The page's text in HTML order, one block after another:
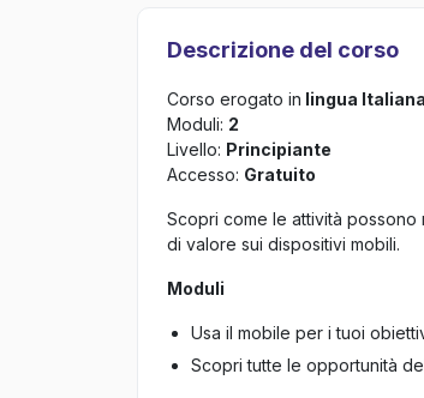
Descrizione del corso
Corso erogato in lingua Italiana
Moduli: 2
Livello: Principiante
Accesso: Gratuito
Scopri come le attività
di valore sui dispositivi mobili.
Moduli
Usa il mobile per i tuoi
Scopri tutte le opportunità